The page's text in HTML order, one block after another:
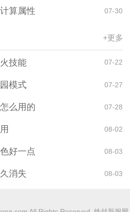
算属性 07-30
+更多
技能 07-22
模式 07-27
么用的 07-28
08-02
好一点 08-03
消失 08-03